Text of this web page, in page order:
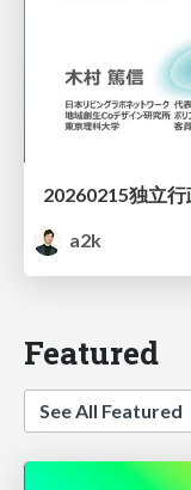
a2k
Featured
See All Featured